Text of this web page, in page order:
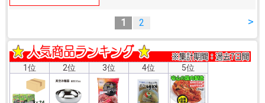
>
1 2
1位 2位 3位 4位 5位